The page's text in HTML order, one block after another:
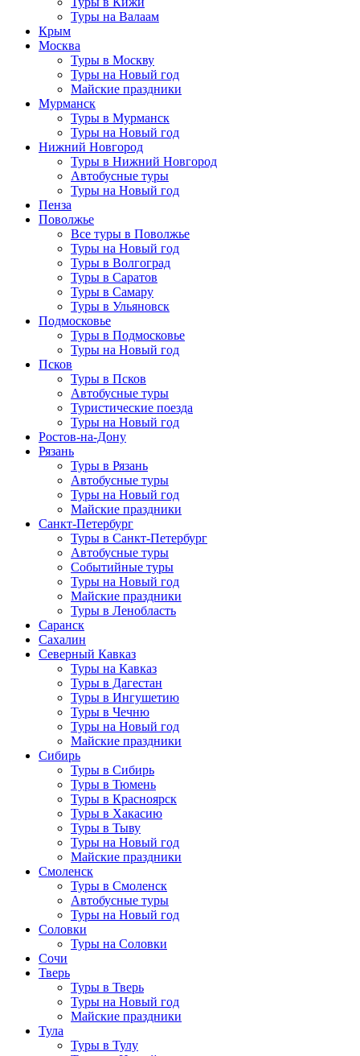
Туры на Валаам
Крым
Москва
Туры в Москву
Туры на Новый год
Майские праздники
Мурманск
Туры в Мурманск
Туры на Новый год
Нижний Новгород
Туры в Нижний Новгород
Автобусные туры
Туры на Новый год
Пенза
Поволжье
Все туры в Поволжье
Туры на Новый год
Туры в Волгоград
Туры в Саратов
Туры в Самару
Туры в Ульяновск
Подмосковье
Туры в Подмосковье
Туры на Новый год
Псков
Туры в Псков
Автобусные туры
Туристические поезда
Туры на Новый год
Ростов-на-Дону
Рязань
Туры в Рязань
Автобусные туры
Туры на Новый год
Майские праздники
Санкт-Петербург
Туры в Санкт-Петербург
Автобусные туры
Событийные туры
Туры на Новый год
Майские праздники
Туры в Ленобласть
Саранск
Сахалин
Северный Кавказ
Туры на Кавказ
Туры в Дагестан
Туры в Ингушетию
Туры в Чечню
Туры на Новый год
Майские праздники
Сибирь
Туры в Сибирь
Туры в Тюмень
Туры в Красноярск
Туры в Хакасию
Туры в Тыву
Туры на Новый год
Майские праздники
Смоленск
Туры в Смоленск
Автобусные туры
Туры на Новый год
Соловки
Туры на Соловки
Сочи
Тверь
Туры в Тверь
Туры на Новый год
Майские праздники
Тула
Туры в Тулу